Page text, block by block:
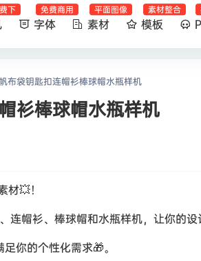
下
字体
免费商用
素材
平面图像
模板
素材整合
布袋钥匙扣连帽衫棒球帽水瓶样机
衫棒球帽水瓶样机
💥！
帽衫、棒球帽和水瓶样机，让你的设
你的个性化需求🎁。